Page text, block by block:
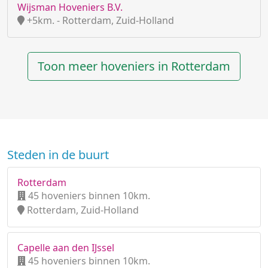
Wijsman Hoveniers B.V.
+5km. - Rotterdam, Zuid-Holland
Toon meer hoveniers in Rotterdam
Steden in de buurt
Rotterdam
45 hoveniers binnen 10km.
Rotterdam, Zuid-Holland
Capelle aan den IJssel
45 hoveniers binnen 10km.